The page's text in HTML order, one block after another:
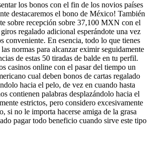
los bonos con el fin de los novios países
destacaremos el bono de México! También
sobre recepción sobre 37,100 MXN con el
regalado adicional esperándote una vez
conveniente. En esencia, todo lo que tienes
normas para alcanzar eximir seguidamente
de estas 50 tiradas de balde en tu perfil.
casinos online con el pasar del tiempo un
cual deben bonos de cartas regalado
hacia el pelo, de vez en cuando hasta
contienen palabras desplazándolo hacia el
estrictos, pero considero excesivamente
si no le importa hacerse amiga de la grasa
pagar todo beneficio cuando sirve este tipo